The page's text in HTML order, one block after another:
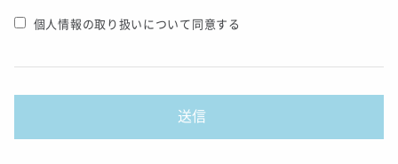
個人情報の取り扱いについて同意する